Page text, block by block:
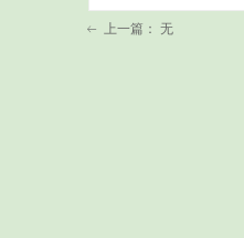
ꂃ 上一篇： 无